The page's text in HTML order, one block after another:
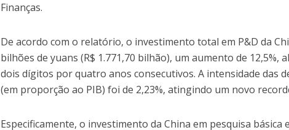
Finanças.
De acordo com o relatório, o investimento total em P&D da
bilhões de yuans (R$ 1.771,70 bilhão), um aumento de 12,5%,
dois dígitos por quatro anos consecutivos. A intensidade das
(em proporção ao PIB) foi de 2,23%, atingindo um novo
Especificamente, o investimento da China em pesquisa básica